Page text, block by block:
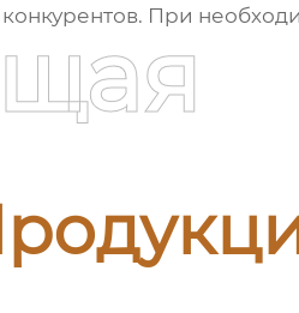
При